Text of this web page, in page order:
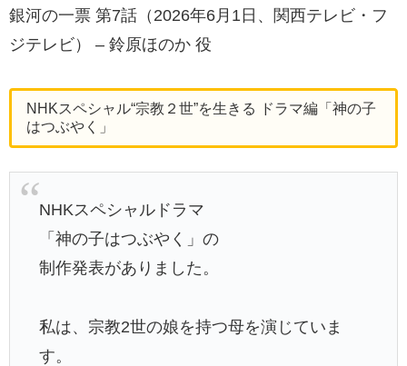
銀河の一票 第7話（2026年6月1日、関西テレビ・フ
ジテレビ） – 鈴原ほのか 役
NHKスペシャル“宗教２世”を生きる ドラマ編「神の子
はつぶやく」
NHKスペシャルドラマ
「神の子はつぶやく」の
制作発表がありました。
私は、宗教2世の娘を持つ母を演じていま
す。